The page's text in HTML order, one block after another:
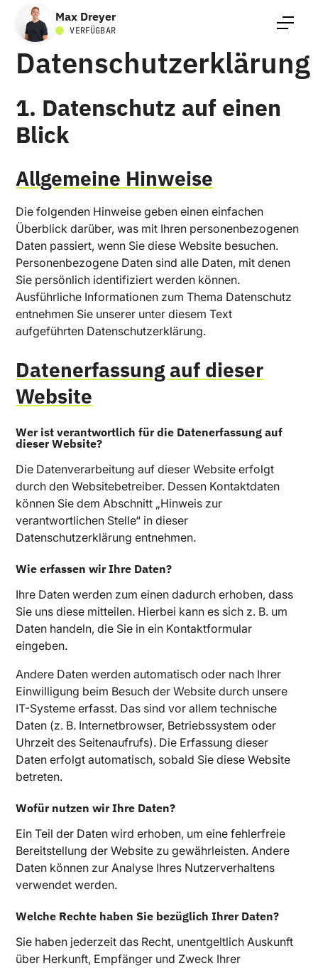
Max Dreyer
VERFÜGBAR
Datenschutzerklärung
1. Datenschutz auf einen
Blick
Allgemeine Hinweise
Die folgenden Hinweise geben einen einfachen
Überblick darüber, was mit Ihren personenbezogenen
Daten passiert, wenn Sie diese Website besuchen.
Personenbezogene Daten sind alle Daten, mit denen
Sie persönlich identifiziert werden können.
Ausführliche Informationen zum Thema Datenschutz
entnehmen Sie unserer unter diesem Text
aufgeführten Datenschutzerklärung.
Datenerfassung auf dieser
Website
Wer ist verantwortlich für die Datenerfassung auf
dieser Website?
Die Datenverarbeitung auf dieser Website erfolgt
durch den Websitebetreiber. Dessen Kontaktdaten
können Sie dem Abschnitt „Hinweis zur
verantwortlichen Stelle“ in dieser
Datenschutzerklärung entnehmen.
Wie erfassen wir Ihre Daten?
Ihre Daten werden zum einen dadurch erhoben, dass
Sie uns diese mitteilen. Hierbei kann es sich z. B. um
Daten handeln, die Sie in ein Kontaktformular
eingeben.
Andere Daten werden automatisch oder nach Ihrer
Einwilligung beim Besuch der Website durch unsere
IT-Systeme erfasst. Das sind vor allem technische
Daten (z. B. Internetbrowser, Betriebssystem oder
Uhrzeit des Seitenaufrufs). Die Erfassung dieser
Daten erfolgt automatisch, sobald Sie diese Website
betreten.
Wofür nutzen wir Ihre Daten?
Ein Teil der Daten wird erhoben, um eine fehlerfreie
Bereitstellung der Website zu gewährleisten. Andere
Daten können zur Analyse Ihres Nutzerverhaltens
verwendet werden.
Welche Rechte haben Sie bezüglich Ihrer Daten?
Sie haben jederzeit das Recht, unentgeltlich Auskunft
über Herkunft, Empfänger und Zweck Ihrer